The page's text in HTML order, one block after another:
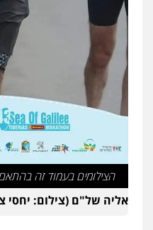
הצילומים בעמוד זה בהתאם לסעיף 27א לחוק
אליה של"ם (צילום: יחסי
עורכי דין
עו"ד פיני
פלילי
דוד
פלילי